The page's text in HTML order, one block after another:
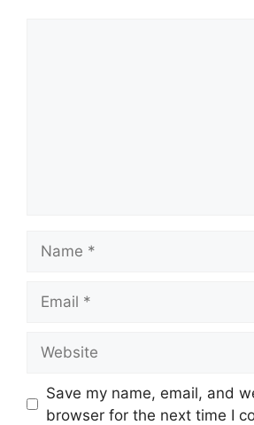
Save my name, email, and
browser for the next time I